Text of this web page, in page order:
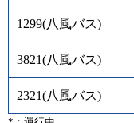
1299(八風バス)
3821(八風バス)
2321(八風バス)